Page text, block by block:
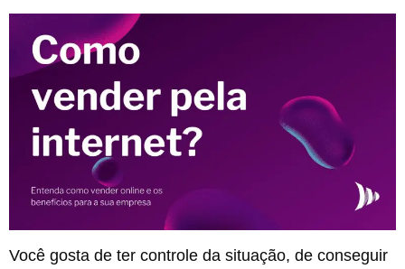
Você gosta de ter controle da situação, de conseguir